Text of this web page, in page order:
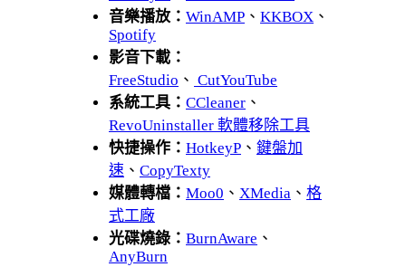
音樂播放： WinAMP 、 KKBOX 、
Spotify
影音下載：
FreeStudio 、 CutYouTube
系統工具： CCleaner 、
RevoUninstaller 軟體移除工具
快捷操作： HotkeyP 、 鍵盤加
速 、 CopyTexty
媒體轉檔： Moo0 、 XMedia 、 格
式工廠
光碟燒錄： BurnAware 、
AnyBurn